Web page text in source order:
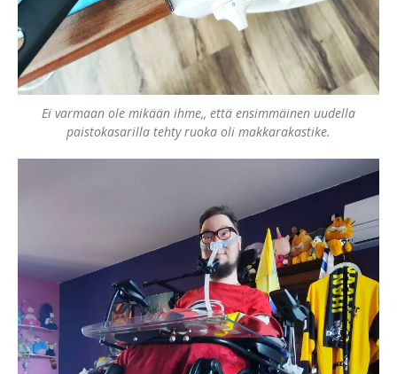
Ei varmaan ole mikään ihme,, että ensimmäinen uudella
paistokasarilla tehty ruoka oli makkarakastike.